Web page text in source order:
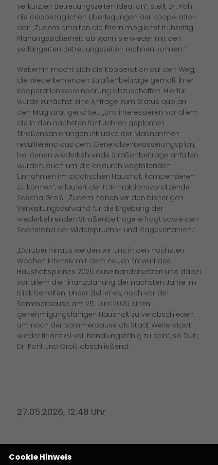
verkürzten Betreuungszeiten ideal an“, stellt Dr. Pohl
die diesbezüglichen Überlegungen der Kooperation
dar. „Zudem erhalten die Eltern möglichst frühzeitig
Planungssicherheit, ab wann sie wieder mit den
verlängerten Betreuungszeiten rechnen können.“
Weiterhin macht sich die Kooperation auf den Weg,
die wiederkehrenden Straßenbeiträge gemäß ihrer
Kooperationsvereinbarung abzuschaffen. Hierfür
wurde zunächst eine Anfrage zum Status quo an
den Magistrat gerichtet. „Uns interessieren vor allem
die in den nächsten fünf Jahren geplanten
Straßensanierungen inklusive der Maßnahmen
resultierend aus dem Generalsentwässerungsplan,
bei denen wiederkehrende Straßenbeiträge anfallen
würden, auch um die dadurch wegfallenden
Einnahmen im städtischen Haushalt kompensieren
zu können“, erläutert der FDP-Fraktionsvorsitzende
Sascha Groß. „Zudem haben wir den bisherigen
Verwaltungsaufwand für die Ergebung der
wiederkehrenden Straßenbeiträge erfragt sowie den
Sachstand der Widerspruchs- und Klageverfahren.“
Darüber hinaus werden wir uns in den nächsten
Wochen intensiv mit dem neuen Entwurf des
Haushaltsplanes 2026 auseinandersetzen und dabei
vor allem die Finanzplanung der nächsten Jahre im
Blick behalten. Unser Ziel ist es, noch vor der
Sommerpause am 25. Juni 2026 einen
genehmigungsfähigen Haushalt zu verabschieden,
um nach der Sommerpause als Stadt Weiterstadt
wieder finanziell voll handlungsfähig zu sein“, so Dürr,
Dr. Pohl und Groß abschließend.
27.05.2026, 12:48 Uhr
Quelle:
CDU Stadtverband Weiterstadt
Cookie Hinweis